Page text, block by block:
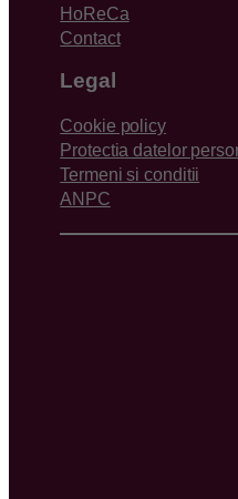
HoReCa
Contact
Legal
Cookie policy
Protectia datelor
Termeni si conditii
ANPC